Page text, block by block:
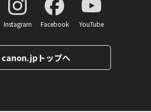
Instagram Facebook YouTube
canon.jpトップへ